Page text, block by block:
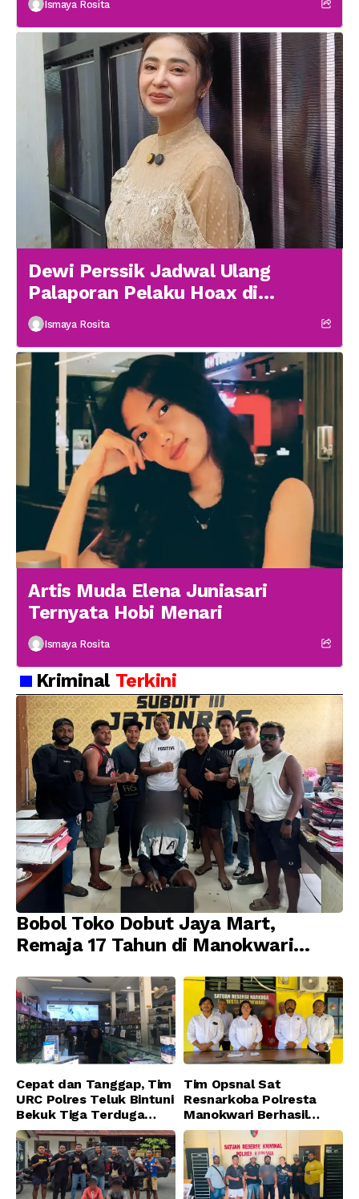
Ismaya Rosita
Dewi Perssik Jadwal Ulang
Palaporan Pelaku Hoax di
Medsos
Ismaya Rosita
Artis Muda Elena Juniasari
Ternyata Hobi Menari
Ismaya Rosita
Kriminal Terkini
Bobol Toko Dobut Jaya Mart,
Remaja 17 Tahun di Manokwari
Jatanras Polda Papua Barat
Cepat dan Tanggap, Tim
URC Polres Teluk Bintuni
Bekuk Tiga Terduga
Pelaku Pencurian di SMA
Sanawesen
Tim Opsnal Sat
Resnarkoba Polresta
Manokwari Berhasil
Ungkap Kasus Tindak
Pidana Narkotika
Golongan I Jenis Shabu
di SP 4 Distrik Prafi kab.
Manokwari